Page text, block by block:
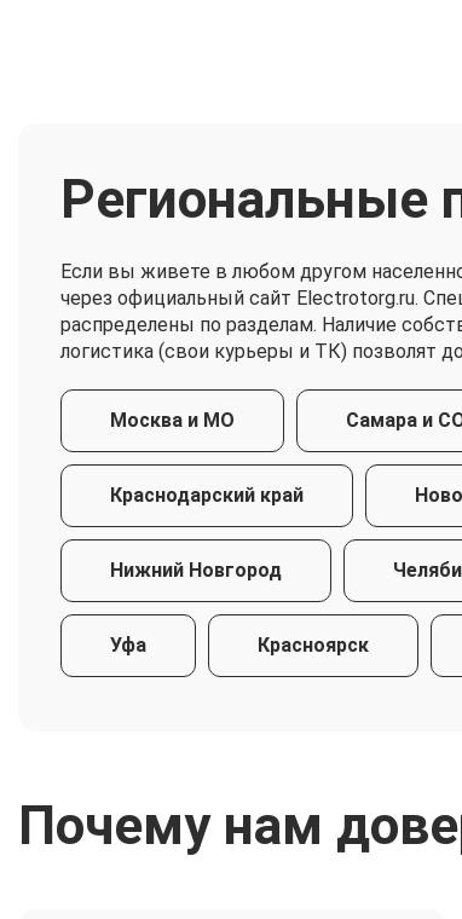
Региональные
Если вы живете в любом другом
через официальный сайт Electrotorg.ru.
распределены по разделам. Наличие
логистика (свои курьеры и ТК) позволят
Москва и МО Самара и
Краснодарский край
Нижний Новгород
Уфа Красноярск
Почему нам